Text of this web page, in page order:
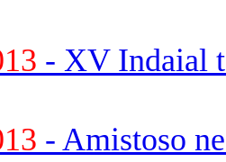
- XV Indaial
- Amistoso